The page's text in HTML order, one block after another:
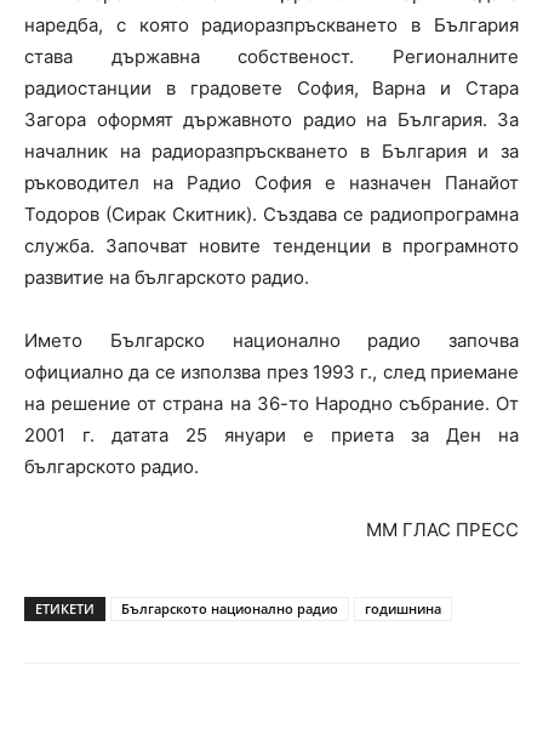
наредба, с която радиоразпръскването в България
става държавна собственост. Регионалните
радиостанции в градовете София, Варна и Стара
Загора оформят държавното радио на България. За
началник на радиоразпръскването в България и за
ръководител на Радио София е назначен Панайот
Тодоров (Сирак Скитник). Създава се радиопрограмна
служба. Започват новите тенденции в програмното
развитие на българското радио.
Името Българско национално радио започва
официално да се използва през 1993 г., след приемане
на решение от страна на 36-то Народно събрание. От
2001 г. датата 25 януари е приета за Ден на
българското радио.
ММ ГЛАС ПРЕСС
ЕТИКЕТИ Българското национално радио годишнина